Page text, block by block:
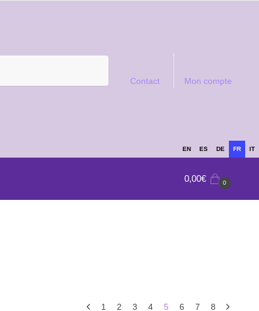
Contact Mon compte
EN ES DE FR IT
0,00€ 0
1 2 3 4 5 6 7 8